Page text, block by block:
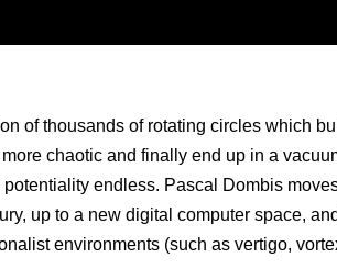
of thousands of rotating circles which
chaotic and finally end up in a
endless. Pascal Dombis
up to a new digital computer space,
environments (such as vertigo,